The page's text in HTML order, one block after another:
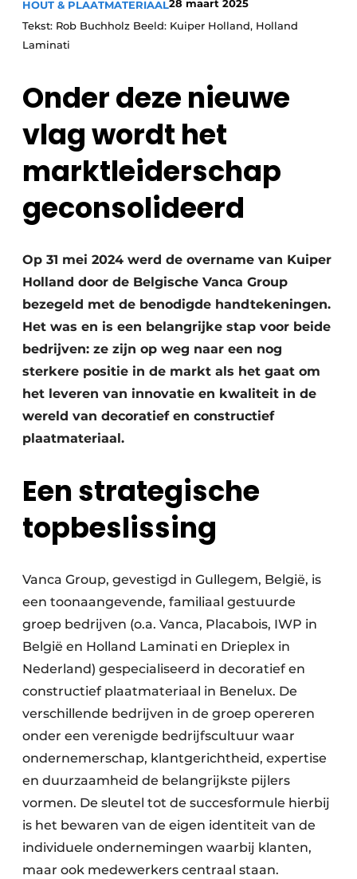
Vacature aanmelden
HOUT & PLAATMATERIAAL28 maart 2025
Tekst: Rob Buchholz Beeld: Kuiper Holland, Holland
Laminati
Onder deze nieuwe
vlag wordt het
marktleiderschap
geconsolideerd
Op 31 mei 2024 werd de overname van Kuiper
Holland door de Belgische Vanca Group
bezegeld met de benodigde handtekeningen.
Het was en is een belangrijke stap voor beide
bedrijven: ze zijn op weg naar een nog
sterkere positie in de markt als het gaat om
het leveren van innovatie en kwaliteit in de
wereld van decoratief en constructief
plaatmateriaal.
Een strategische
topbeslissing
Vanca Group, gevestigd in Gullegem, België, is
een toonaangevende, familiaal gestuurde
groep bedrijven (o.a. Vanca, Placabois, IWP in
België en Holland Laminati en Drieplex in
Nederland) gespecialiseerd in decoratief en
constructief plaatmateriaal in Benelux. De
verschillende bedrijven in de groep opereren
onder een verenigde bedrijfscultuur waar
ondernemerschap, klantgerichtheid, expertise
en duurzaamheid de belangrijkste pijlers
vormen. De sleutel tot de succesformule hierbij
is het bewaren van de eigen identiteit van de
individuele ondernemingen waarbij klanten,
maar ook medewerkers centraal staan.